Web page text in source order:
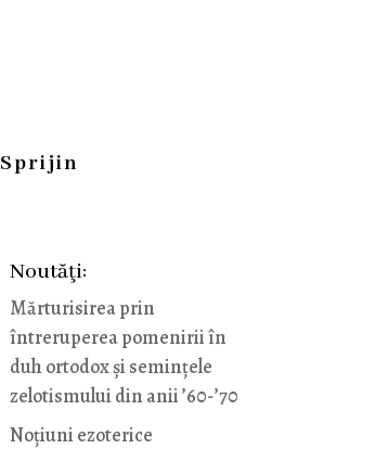
Sprijin
Noutăţi:
Mărturisirea prin
întreruperea pomenirii în
duh ortodox și semințele
zelotismului din anii ’60-’70
Noţiuni ezoterice